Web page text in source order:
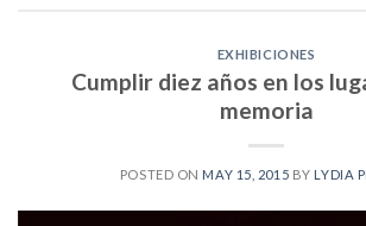
EXHIBICIONES
Cumplir diez años en los
memoria
POSTED ON MAY 15, 2015 BY LYDIA